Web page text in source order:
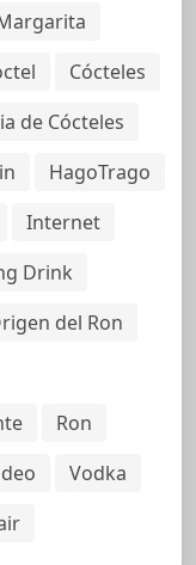
Cócteles
de Cócteles
HagoTrago
Internet
Drink
del Ron
Ron
Vodka